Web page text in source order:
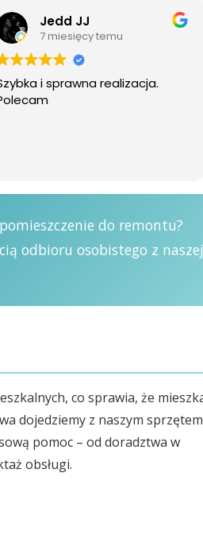
Mateusz Kmiecik
7 miesięcy temu
Bardzo polecam. Wydajny
sprzęt i dobra obsługa.
do remontu?
odbioru osobistego z naszej
co sprawia, że
dojedziemy z naszym
pomoc – od doradztwa w
obsługi.